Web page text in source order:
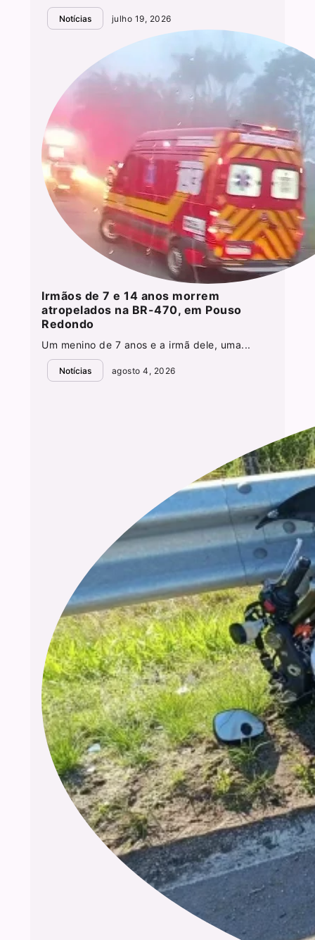
Notícias julho 19, 2026
Irmãos de 7 e 14 anos morrem
atropelados na BR-470, em Pouso
Redondo
Um menino de 7 anos e a irmã dele, uma...
Notícias agosto 4, 2026